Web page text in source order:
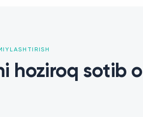
hoziroq sotib